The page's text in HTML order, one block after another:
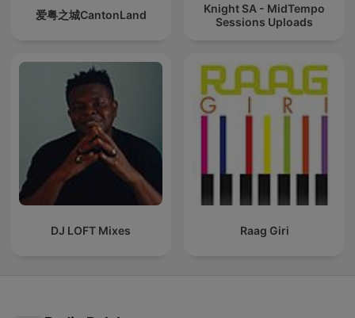
爱粤之城CantonLand
Knight SA - MidTempo
Sessions Uploads
DJ LOFT Mixes Raag Giri